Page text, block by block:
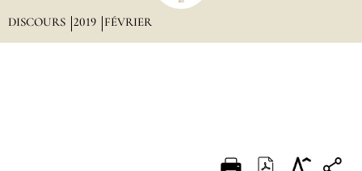
DISCOURS 2019 FÉVRIER